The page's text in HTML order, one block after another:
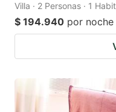
Villa · 2 Personas · 1
$ 194.940 por noche